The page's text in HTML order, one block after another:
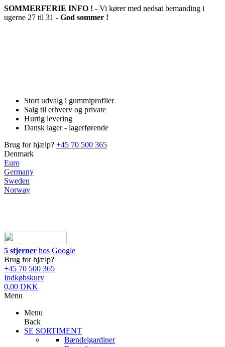
SOMMERFERIE INFO ! - Vi kører med nedsat bemanding i
ugerne 27 til 31 - God sommer !
Stort udvalg i gummiprofiler
Salg til erhverv og private
Hurtig levering
Dansk lager - lagerførende
Brug for hjælp? +45 70 500 365
Denmark
Euro
Germany
Sweden
Norway
5 stjerner hos Google
Brug for hjælp?
+45 70 500 365
Indkøbskurv
0,00 DKK
Menu
Menu
Back
SE SORTIMENT
Bændelgardiner